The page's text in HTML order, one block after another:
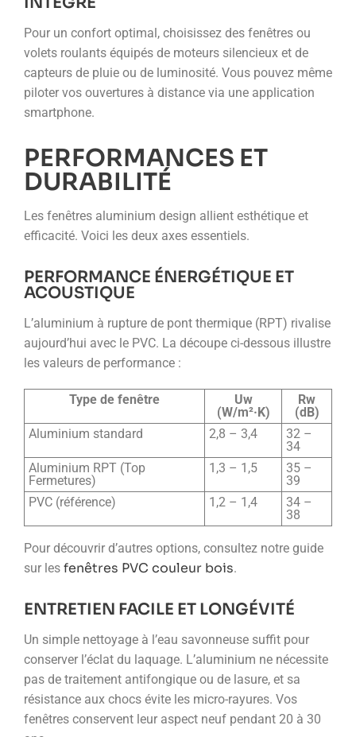
Pour un confort optimal, choisissez des fenêtres ou
volets roulants équipés de moteurs silencieux et de
capteurs de pluie ou de luminosité. Vous pouvez même
piloter vos ouvertures à distance via une application
smartphone.
PERFORMANCES ET
DURABILITÉ
Les fenêtres aluminium design allient esthétique et
efficacité. Voici les deux axes essentiels.
PERFORMANCE ÉNERGÉTIQUE ET
ACOUSTIQUE
L’aluminium à rupture de pont thermique (RPT) rivalise
aujourd’hui avec le PVC. La découpe ci-dessous illustre
les valeurs de performance :
Type de fenêtre
Uw
(W/m²·K)
Rw
(dB)
Aluminium standard
2,8 – 3,4
32 –
34
Aluminium RPT (Top
Fermetures)
1,3 – 1,5
35 –
39
PVC (référence)
1,2 – 1,4
34 –
38
Pour découvrir d’autres options, consultez notre guide
sur les fenêtres PVC couleur bois.
ENTRETIEN FACILE ET LONGÉVITÉ
Un simple nettoyage à l’eau savonneuse suffit pour
conserver l’éclat du laquage. L’aluminium ne nécessite
pas de traitement antifongique ou de lasure, et sa
résistance aux chocs évite les micro-rayures. Vos
fenêtres conservent leur aspect neuf pendant 20 à 30